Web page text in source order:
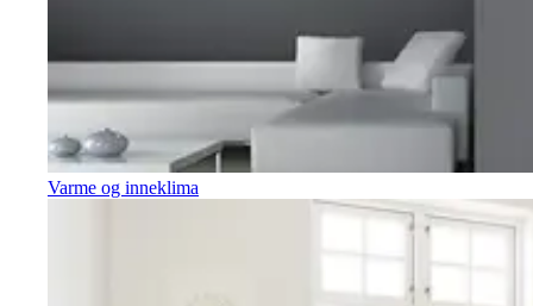
Varme og inneklima